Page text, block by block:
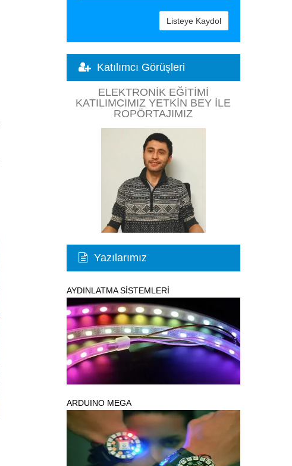
Listeye Kaydol
Katılımcı Görüşleri
ELEKTRONIK EĞITIMI
KATILIMCIMIZ YETKIN BEY ILE
ROPÖRTAJIMIZ
Yazılarımız
AYDINLATMA SİSTEMLERİ
ARDUINO MEGA